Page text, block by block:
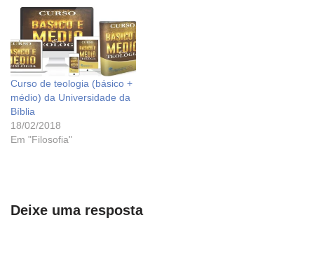
Curso de teologia (básico +
médio) da Universidade da
Bíblia
18/02/2018
Em "Filosofia"
Deixe uma resposta